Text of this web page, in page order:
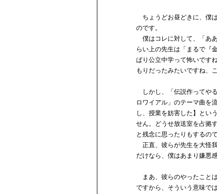
ちょうどお昼どきに、僕
のです。
僕はコレに対して、「あ
らい上の先生は「まるで『
ぱり公立中学って怖いです
もりだったみたいですね、
しかし、「伝説作ってや
ロワイアル」のテーマ曲を
し、授業を妨害した】とい
せん。どうせ放送室を占拠
と残念に思ったりもするの
正直、彼らが先生を大怪
だけなら、僕はあまり嫌悪
まあ、彼らのやったこと
ですから、そういう意味で